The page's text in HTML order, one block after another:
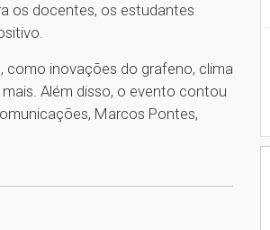
os docentes, os estudantes
como inovações do grafeno, clima
Além disso, o evento contou
Marcos Pontes,